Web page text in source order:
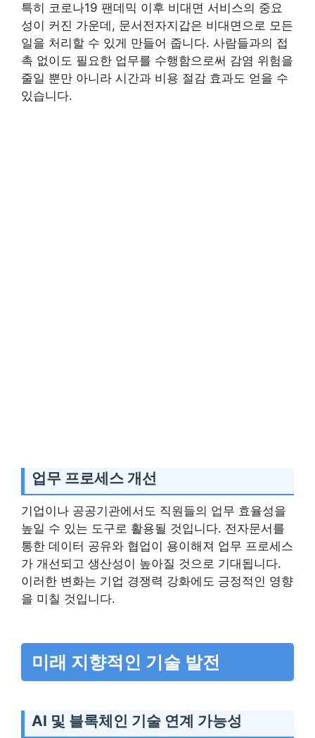
특히 코로나19 팬데믹 이후 비대면 서비스의 중요
성이 커진 가운데, 문서전자지갑은 비대면으로 모든
일을 처리할 수 있게 만들어 줍니다. 사람들과의 접
촉 없이도 필요한 업무를 수행함으로써 감염 위험을
줄일 뿐만 아니라 시간과 비용 절감 효과도 얻을 수
있습니다.
업무 프로세스 개선
기업이나 공공기관에서도 직원들의 업무 효율성을
높일 수 있는 도구로 활용될 것입니다. 전자문서를
통한 데이터 공유와 협업이 용이해져 업무 프로세스
가 개선되고 생산성이 높아질 것으로 기대됩니다.
이러한 변화는 기업 경쟁력 강화에도 긍정적인 영향
을 미칠 것입니다.
미래 지향적인 기술 발전
AI 및 블록체인 기술 연계 가능성